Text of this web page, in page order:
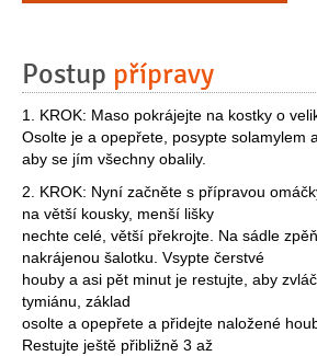
Postup přípravy
1. KROK: Maso pokrájejte na kostky o
Osolte je a opepřete, posypte solamylem
aby se jím všechny obalily.
2. KROK: Nyní začněte s přípravou
na větší kousky, menší lišky
nechte celé, větší překrojte. Na sádle
nakrájenou šalotku. Vsypte čerstvé
houby a asi pět minut je restujte, aby
tymiánu, základ
osolte a opepřete a přidejte naložené
Restujte ještě přibližně 3 až